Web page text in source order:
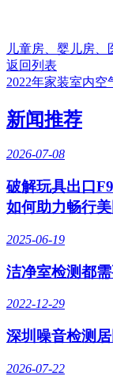
儿童房、婴儿房
返回列表
2022年家装室内
新闻推荐
2026-07-08
破解玩具出口
如何助力畅行
2025-06-19
洁净室检测都
2022-12-29
深圳噪音检测
2026-07-22